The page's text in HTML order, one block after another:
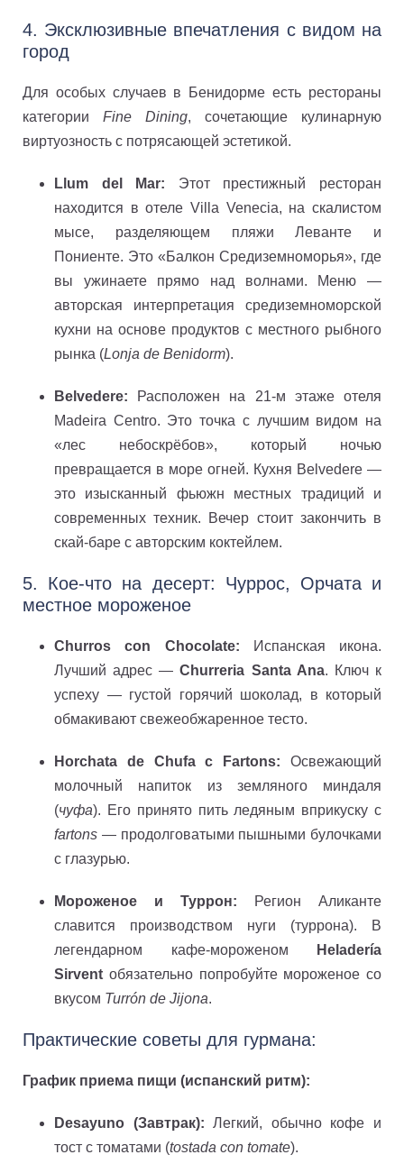
4. Эксклюзивные впечатления с видом на
город
Для особых случаев в Бенидорме есть рестораны
категории Fine Dining, сочетающие кулинарную
виртуозность с потрясающей эстетикой.
Llum del Mar: Этот престижный ресторан
находится в отеле Villa Venecia, на скалистом
мысе, разделяющем пляжи Леванте и
Пониенте. Это «Балкон Средиземноморья», где
вы ужинаете прямо над волнами. Меню —
авторская интерпретация средиземноморской
кухни на основе продуктов с местного рыбного
рынка (Lonja de Benidorm).
Belvedere: Расположен на 21-м этаже отеля
Madeira Centro. Это точка с лучшим видом на
«лес небоскрёбов», который ночью
превращается в море огней. Кухня Belvedere —
это изысканный фьюжн местных традиций и
современных техник. Вечер стоит закончить в
скай-баре с авторским коктейлем.
5. Кое-что на десерт: Чуррос, Орчата и
местное мороженое
Churros con Chocolate: Испанская икона.
Лучший адрес —Churreria Santa Ana. Ключ к
успеху — густой горячий шоколад, в который
обмакивают свежеобжаренное тесто.
Horchata de Chufa с Fartons: Освежающий
молочный напиток из земляного миндаля
(чуфа). Его принято пить ледяным вприкуску с
fartons — продолговатыми пышными булочками
с глазурью.
Мороженое и Туррон: Регион Аликанте
славится производством нуги (туррона). В
легендарном кафе-мороженом
Heladería
Sirvent обязательно попробуйте мороженое со
вкусом Turrón de Jijona.
Практические советы для гурмана:
График приема пищи (испанский ритм):
Desayuno (Завтрак): Легкий, обычно кофе и
тост с томатами (tostada con tomate).